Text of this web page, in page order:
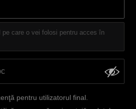
pe care o vei folosi pentru acces în
pentru utilizatorul final